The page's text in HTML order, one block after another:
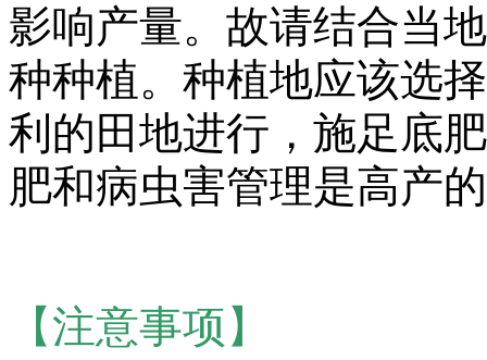
影响产量。故请结合当
种种植。种植地应该选
利的田地进行，施足底
肥和病虫害管理是高产
【注意事项】